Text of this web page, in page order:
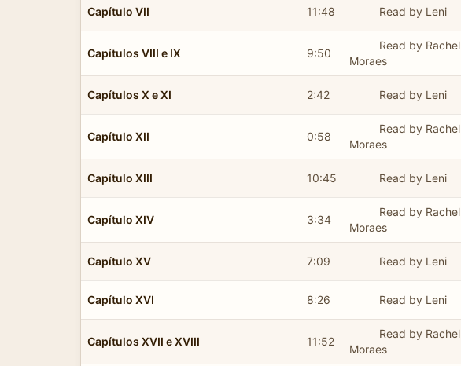
Capítulo VII 11:48 Read by Leni
Capítulos VIII e IX 9:50
Read by Rachel
Moraes
Capítulos X e XI 2:42 Read by Leni
Capítulo XII 0:58
Read by Rachel
Moraes
Capítulo XIII 10:45 Read by Leni
Capítulo XIV 3:34
Read by Rachel
Moraes
Capítulo XV 7:09 Read by Leni
Capítulo XVI 8:26 Read by Leni
Capítulos XVII e XVIII 11:52
Read by Rachel
Moraes